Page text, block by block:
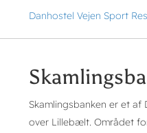
Danhostel Vejen Sport
Skamlingsbanken er et
over Lillebælt. Området